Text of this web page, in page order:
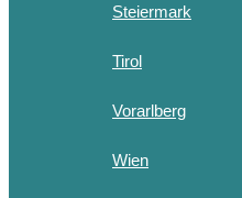
Steiermark
Tirol
Vorarlberg
Wien